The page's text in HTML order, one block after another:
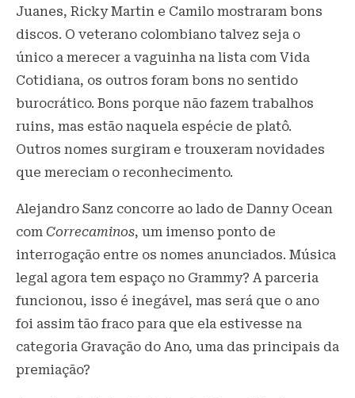
Juanes, Ricky Martin e Camilo mostraram bons
discos. O veterano colombiano talvez seja o
único a merecer a vaguinha na lista com Vida
Cotidiana, os outros foram bons no sentido
burocrático. Bons porque não fazem trabalhos
ruins, mas estão naquela espécie de platô.
Outros nomes surgiram e trouxeram novidades
que mereciam o reconhecimento.
Alejandro Sanz concorre ao lado de Danny Ocean
com Correcaminos, um imenso ponto de
interrogação entre os nomes anunciados. Música
legal agora tem espaço no Grammy? A parceria
funcionou, isso é inegável, mas será que o ano
foi assim tão fraco para que ela estivesse na
categoria Gravação do Ano, uma das principais da
premiação?